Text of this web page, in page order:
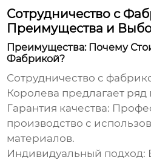
Сотрудничество с
Преимущества и
Преимущества: Почему
Фабрикой?
Сотрудничество с
Королева предлагает
Гарантия качества:
производство с
материалов.
Индивидуальный подход: